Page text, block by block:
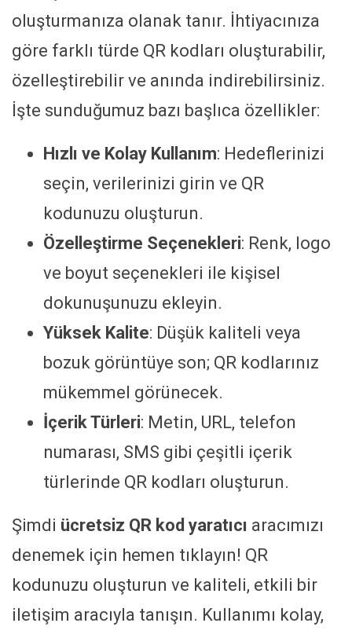
oluşturmanıza olanak tanır. İhtiyacınıza
göre farklı türde QR kodları oluşturabilir,
özelleştirebilir ve anında indirebilirsiniz.
İşte sunduğumuz bazı başlıca özellikler:
Hızlı ve Kolay Kullanım: Hedeflerinizi
seçin, verilerinizi girin ve QR
kodunuzu oluşturun.
Özelleştirme Seçenekleri: Renk, logo
ve boyut seçenekleri ile kişisel
dokunuşunuzu ekleyin.
Yüksek Kalite: Düşük kaliteli veya
bozuk görüntüye son; QR kodlarınız
mükemmel görünecek.
İçerik Türleri: Metin, URL, telefon
numarası, SMS gibi çeşitli içerik
türlerinde QR kodları oluşturun.
Şimdi ücretsiz QR kod yaratıcı aracımızı
denemek için hemen tıklayın! QR
kodunuzu oluşturun ve kaliteli, etkili bir
iletişim aracıyla tanışın. Kullanımı kolay,